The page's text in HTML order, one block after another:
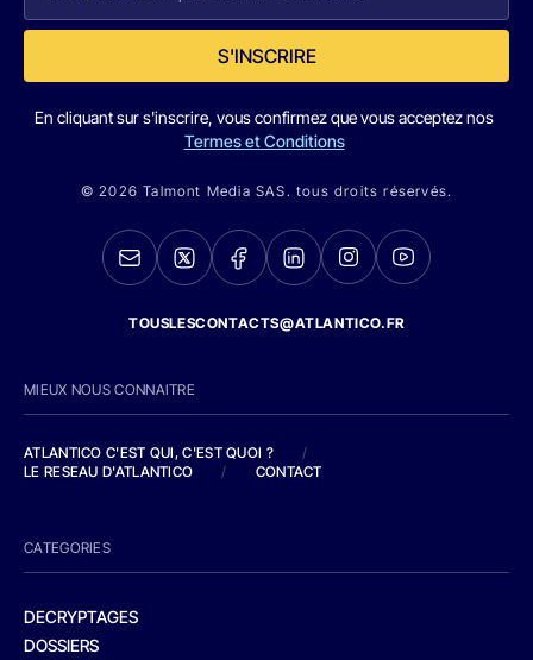
S'INSCRIRE
En cliquant sur s'inscrire, vous confirmez que vous acceptez nos
Termes et Conditions
© 2026 Talmont Media SAS. tous droits réservés.
TOUSLESCONTACTS@ATLANTICO.FR
MIEUX NOUS CONNAITRE
ATLANTICO C'EST QUI, C'EST QUOI ?
/
LE RESEAU D'ATLANTICO
/ CONTACT
CATEGORIES
DECRYPTAGES
DOSSIERS